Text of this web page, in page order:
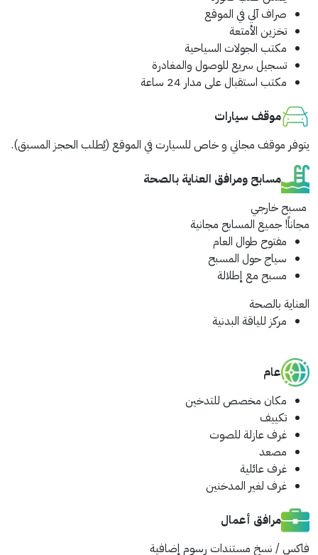
صراف آلي في الموقع
تخزين الأمتعة
مكتب الجولات السياحية
تسجيل سريع للوصول والمغادرة
مكتب استقبال على مدار 24 ساعة
موقف سيارات
يتوفر موقف مجاني و خاص للسيارت في الموقع (يُطلب الحجز المسبق).
مسابح ومرافق العناية بالصحة
مسبح خارجي
مجاناً!جميع المسابح مجانية
مفتوح طوال العام
سياج حول المسبح
مسبح مع إطلالة
العناية بالصحة
مركز للياقة البدنية
عام
مكان مخصص للتدخين
تكييف
غرف عازلة للصوت
مصعد
غرف عائلية
غرف لغير المدخنين
مرافق أعمال
فاكس / نسخ مستندات رسوم إضافية